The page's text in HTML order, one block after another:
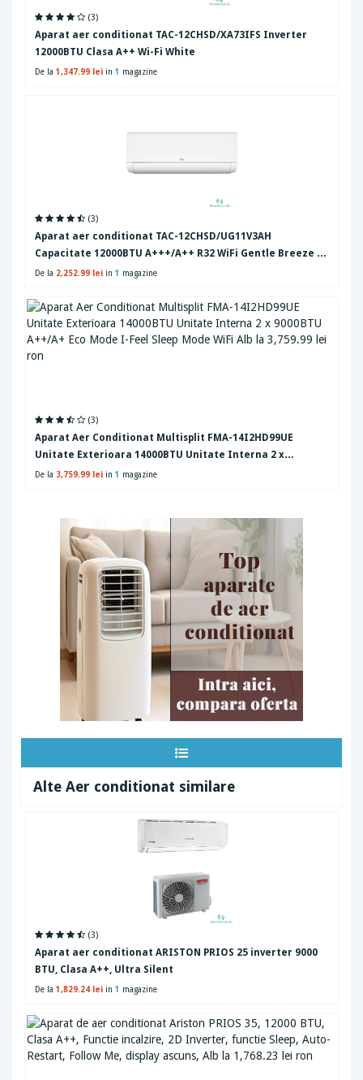
(3)
Aparat aer conditionat TAC-12CHSD/XA73IFS Inverter
12000BTU Clasa A++ Wi-Fi White
De la 1,347.99 lei in 1 magazine
(3)
Aparat aer conditionat TAC-12CHSD/UG11V3AH
Capacitate 12000BTU A+++/A++ R32 WiFi Gentle Breeze T-
AI Energy-saving Alb
De la 2,252.99 lei in 1 magazine
(3)
Aparat Aer Conditionat Multisplit FMA-14I2HD99UE
Unitate Exterioara 14000BTU Unitate Interna 2 x
9000BTU A++/A+ Eco Mode I-Feel Sleep Mode WiFi Alb
De la 3,759.99 lei in 1 magazine
Alte Aer conditionat similare
(3)
Aparat aer conditionat ARISTON PRIOS 25 inverter 9000
BTU, Clasa A++, Ultra Silent
De la 1,829.24 lei in 1 magazine